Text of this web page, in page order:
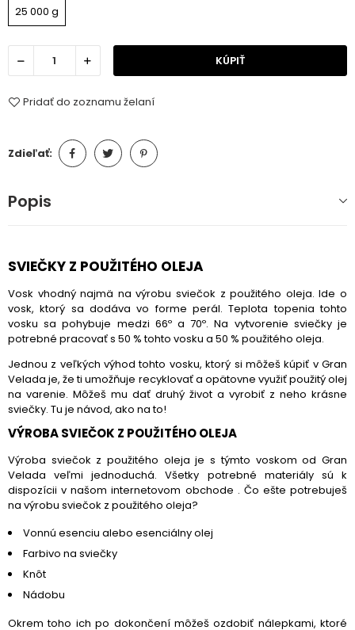
25 000 g
KÚPIŤ
Pridať do zoznamu želaní
Zdieľať:
Popis
SVIEČKY Z POUŽITÉHO OLEJA
Vosk vhodný najmä na výrobu sviečok z použitého oleja. Ide o
vosk, ktorý sa dodáva vo forme perál. Teplota topenia tohto
vosku sa pohybuje medzi 66º a 70º. Na vytvorenie sviečky je
potrebné pracovať s 50 % tohto vosku a 50 % použitého oleja.
Jednou z veľkých výhod tohto vosku, ktorý si môžeš kúpiť v Gran
Velada je, že ti umožňuje recyklovať a opätovne využiť použitý olej
na varenie. Môžeš mu dať druhý život a vyrobiť z neho krásne
sviečky. Tu je návod, ako na to!
VÝROBA SVIEČOK Z POUŽITÉHO OLEJA
Výroba sviečok z použitého oleja je s týmto voskom od Gran
Velada veľmi jednoduchá. Všetky potrebné materiály sú k
dispozícii v našom internetovom obchode . Čo ešte potrebuješ
na výrobu sviečok z použitého oleja?
Vonnú esenciu alebo esenciálny olej
Farbivo na sviečky
Knôt
Nádobu
Okrem toho ich po dokončení môžeš ozdobiť nálepkami, ktoré